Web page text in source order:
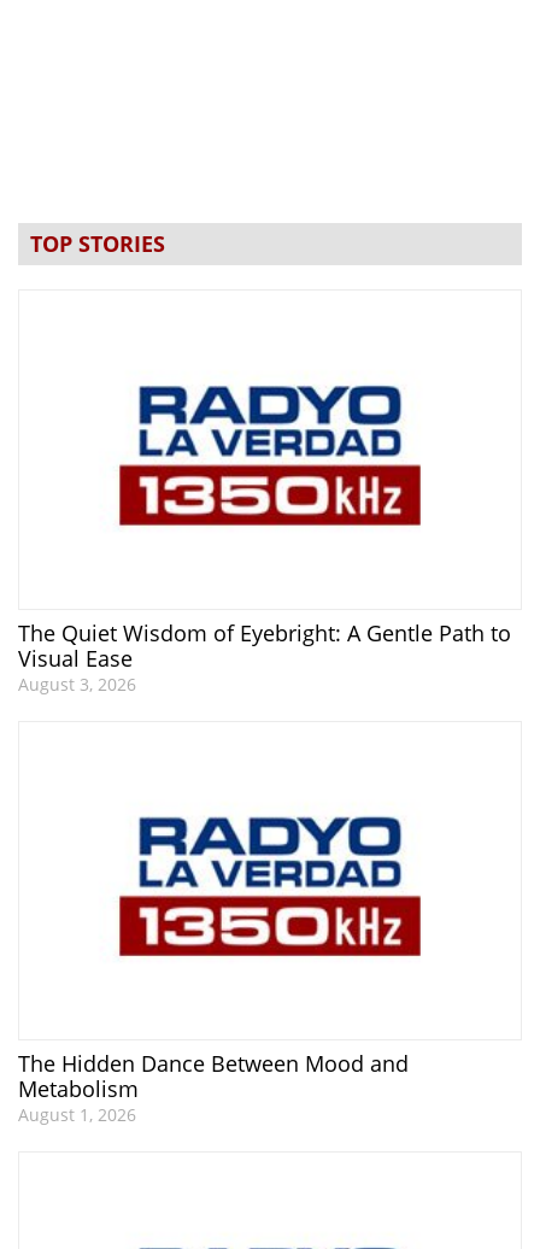
TOP STORIES
The Quiet Wisdom of Eyebright: A Gentle Path to
Visual Ease
August 3, 2026
The Hidden Dance Between Mood and
Metabolism
August 1, 2026